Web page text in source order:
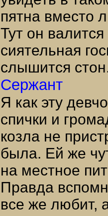
пятна вместо
Тут он
сиятельная
слышится
Сержант
Я как эту
спички и
козла не
была. Ей же
на местное
Правда
все же любит,